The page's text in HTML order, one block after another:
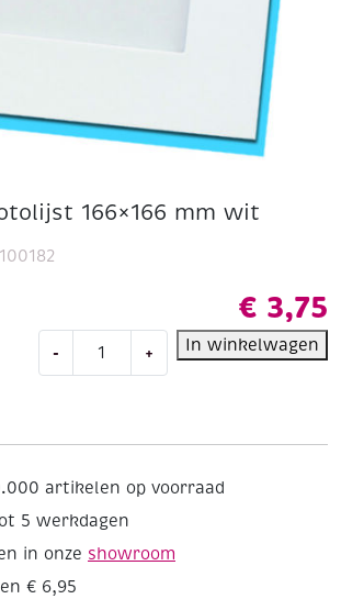
166×166 mm wit
€ 3,75
- + In winkelwagen
100182
artikelen op voorraad
5 werkdagen
in onze showroom
€ 6,95